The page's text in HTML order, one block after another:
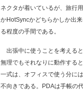
ネクタが着いているが、旅行
かHotSyncかどちらかしか出
る程度の手間である。
出張中に使うことを考える
無理でもそれなりに動作する
一式は、オフィスで使う分に
不向きである。PDAは手帳の